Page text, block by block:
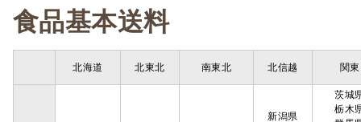
食品基本送料
北海道 北東北 南東北 北信越 関東
新潟県
茨城
栃木